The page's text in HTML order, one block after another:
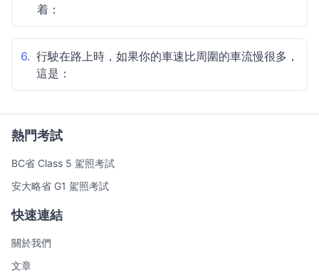
着：
6. 行駛在路上時，如果你的車速比周圍的車流慢很多，
這是：
熱門考試
BC省 Class 5 駕照考試
安大略省 G1 駕照考試
快速連結
關於我們
文章